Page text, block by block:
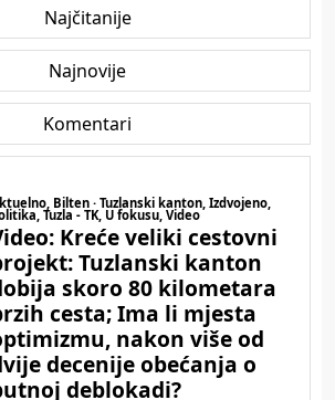
Najčitanije
Najnovije
Komentari